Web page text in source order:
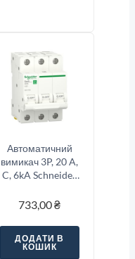
Автоматичний
вимикач 3P, 20 A,
C, 6kA Schneider
733,00₴
ДОДАТИ В
КОШИК